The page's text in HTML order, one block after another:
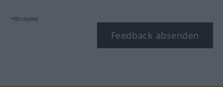
*Pflichtfeld
Feedback absenden